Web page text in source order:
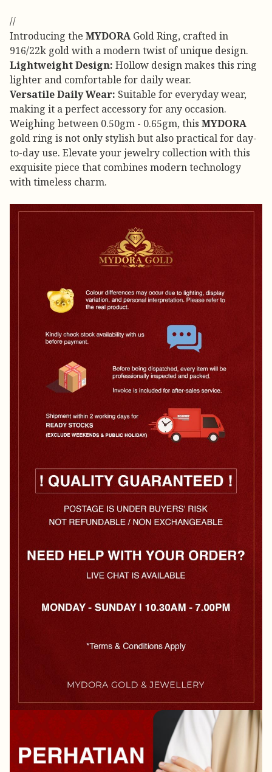
//
Introducing the MYDORA Gold Ring, crafted in
916/22k gold with a modern twist of unique design.
Lightweight Design: Hollow design makes this ring
lighter and comfortable for daily wear.
Versatile Daily Wear: Suitable for everyday wear,
making it a perfect accessory for any occasion.
Weighing between 0.50gm - 0.65gm, this MYDORA
gold ring is not only stylish but also practical for day-
to-day use. Elevate your jewelry collection with this
exquisite piece that combines modern technology
with timeless charm.